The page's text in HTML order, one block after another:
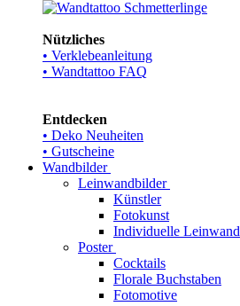
Nützliches
• Verklebeanleitung
• Wandtattoo FAQ
Entdecken
• Deko Neuheiten
• Gutscheine
Wandbilder
Leinwandbilder
Künstler
Fotokunst
Individuelle Leinwand
Poster
Cocktails
Florale Buchstaben
Fotomotive